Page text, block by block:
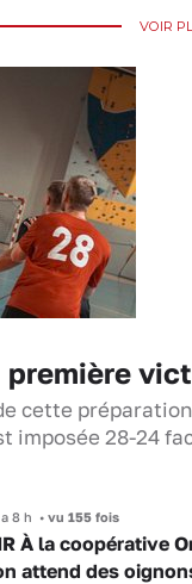
VOIR
première
cette préparation
imposée 28-24
8 h •vu 155 fois
À la coopérative
attend des